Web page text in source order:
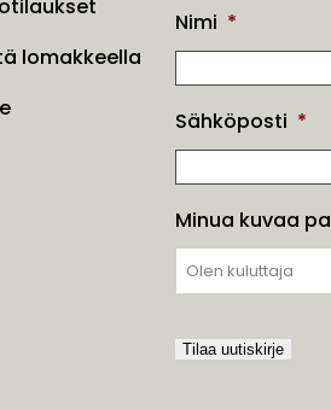
lomakkeella
Nimi *
Sähköposti *
Minua kuvaa
Tilaa uutiskirje